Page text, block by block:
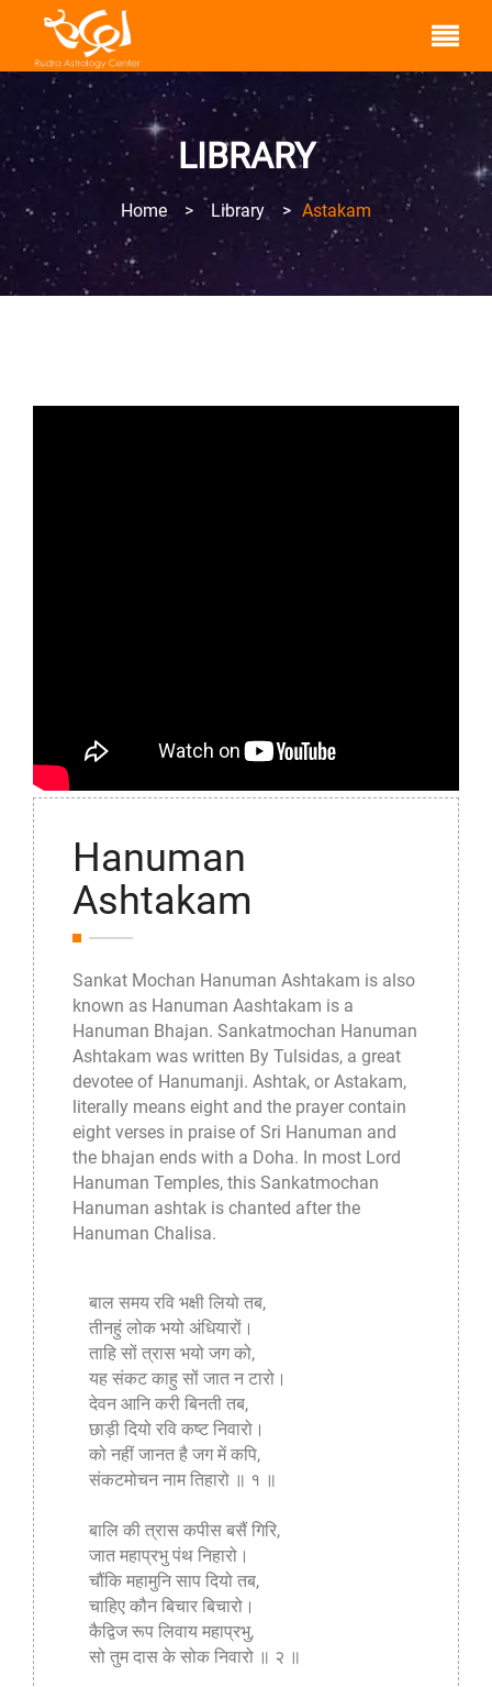
LIBRARY
Home >Library > Astakam
Hanuman
Ashtakam
Sankat Mochan Hanuman Ashtakam is also
known as Hanuman Aashtakam is a
Hanuman Bhajan. Sankatmochan Hanuman
Ashtakam was written By Tulsidas, a great
devotee of Hanumanji. Ashtak, or Astakam,
literally means eight and the prayer contain
eight verses in praise of Sri Hanuman and
the bhajan ends with a Doha. In most Lord
Hanuman Temples, this Sankatmochan
Hanuman ashtak is chanted after the
Hanuman Chalisa.
बाल समय रवि भक्षी लियो तब,
तीनहुं लोक भयो अंधियारों।
ताहि सों त्रास भयो जग को,
यह संकट काहु सों जात न टारो।
देवन आनि करी बिनती तब,
छाड़ी दियो रवि कष्ट निवारो।
को नहीं जानत है जग में कपि,
संकटमोचन नाम तिहारो ॥ १ ॥
बालि की त्रास कपीस बसैं गिरि,
जात महाप्रभु पंथ निहारो।
चौंकि महामुनि साप दियो तब,
चाहिए कौन बिचार बिचारो।
कैद्विज रूप लिवाय महाप्रभु,
सो तुम दास के सोक निवारो ॥ २ ॥